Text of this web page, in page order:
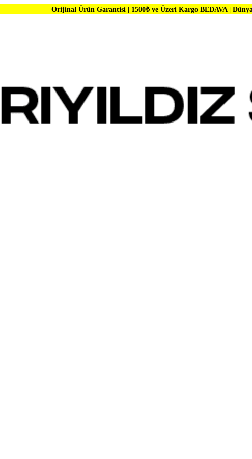
Orijinal Ürün Garantisi | 1500₺ ve Üzeri Kargo BEDAVA | Dünya Markalarında